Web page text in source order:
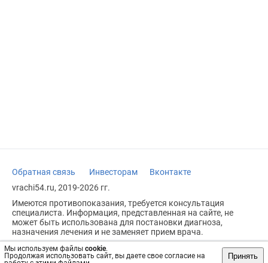
Мы используем файлы cookie.
Продолжая использовать сайт, вы даете свое согласие на
Принять
Обратная связь Инвесторам
Вконтакте
vrachi54.ru, 2019-2026 гг.
Имеются противопоказания, требуется консультация
специалиста. Информация, представленная на сайте, не
может быть использована для постановки диагноза,
назначения лечения и не заменяет прием врача.
Возрастное ограничение: 18+